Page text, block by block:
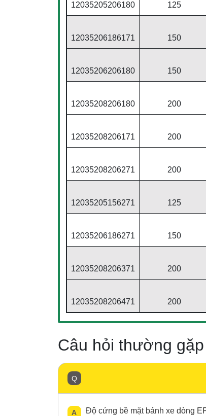
12035205206180 125
12035206186171 150
12035206206180 150
12035208206180 200
12035208206171 200
12035208206271 200
12035205156271 125
12035206186271 150
12035208206371 200
12035208206471 200
Câu hỏi thường gặp
Độ cứng bề mặt bánh xe dòng